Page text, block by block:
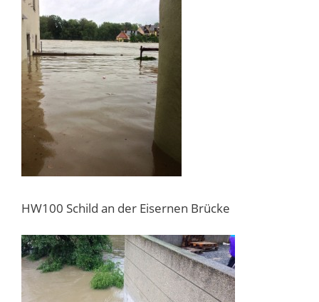
HW100 Schild an der Eisernen Brücke